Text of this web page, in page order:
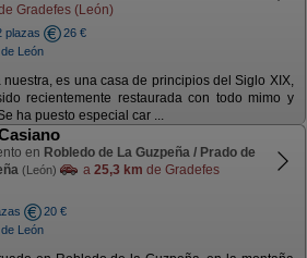
Gradefes (León)
plazas
26 €
León
nuestra, es una casa de principios del Siglo XIX,
recientemente restaurada con todo mimo y
ha puesto especial car ...
en Robledo de La Guzpeña / Prado de
(León) a 25,3 km de Gradefes
20 €
León